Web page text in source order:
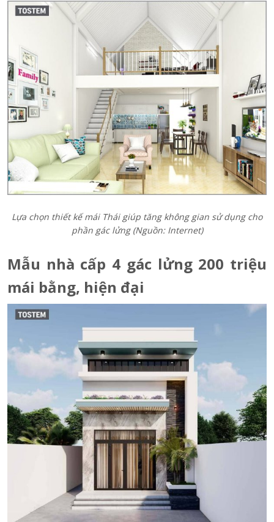
Lựa chọn thiết kế mái Thái giúp tăng không gian sử dụng cho
phần gác lửng (Nguồn: Internet)
Mẫu nhà cấp 4 gác lửng 200 triệu
mái bằng, hiện đại